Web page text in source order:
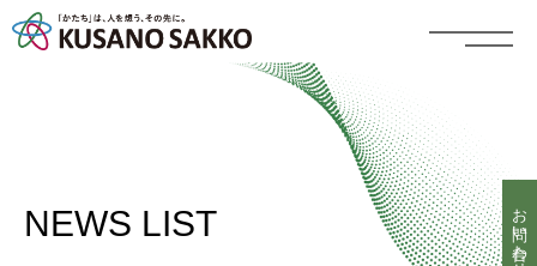
NEWS LIST お問い合わせ